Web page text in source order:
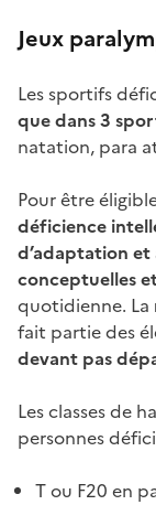
Jeux
Les sportifs
que dans 3
natation, para
Pour être
déficience
d’adaptation
conceptuelles
quotidienne. La
fait partie des
devant pas
Les classes de
personnes
T ou F20 en